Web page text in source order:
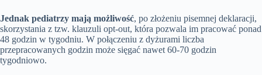
Jednak pediatrzy mają możliwość, po złożeniu pisemnej deklaracji,
skorzystania z tzw. klauzuli opt-out, która pozwala im pracować ponad
48 godzin w tygodniu. W połączeniu z dyżurami liczba
przepracowanych godzin może sięgać nawet 60-70 godzin
tygodniowo.